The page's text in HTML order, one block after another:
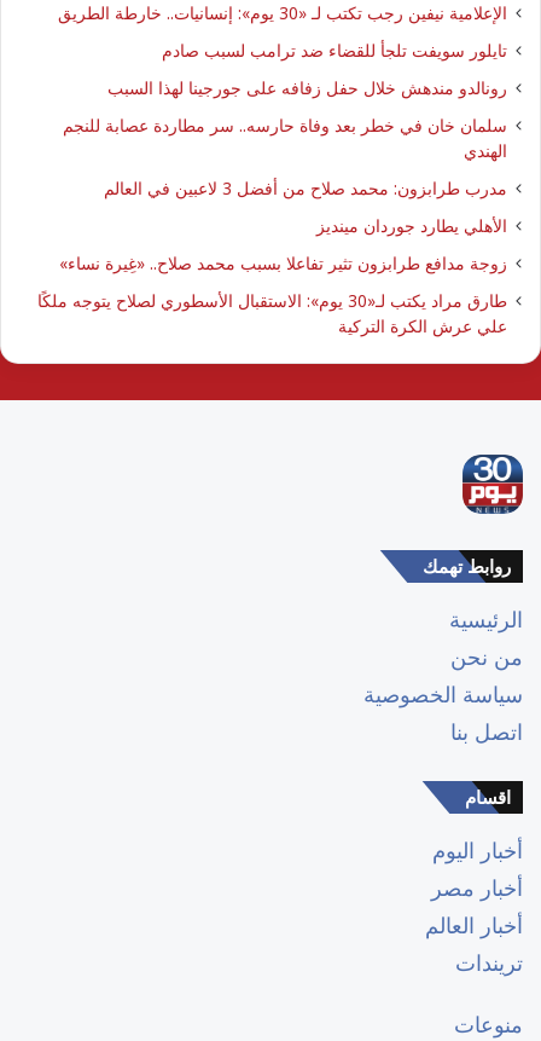
الإعلامية نيفين رجب تكتب لـ «30 يوم»: إنسانيات.. خارطة الطريق
تايلور سويفت تلجأ للقضاء ضد ترامب لسبب صادم
رونالدو مندهش خلال حفل زفافه على جورجينا لهذا السبب
سلمان خان في خطر بعد وفاة حارسه.. سر مطاردة عصابة للنجم
الهندي
مدرب طرابزون: محمد صلاح من أفضل 3 لاعبين في العالم
الأهلي يطارد جوردان مينديز
زوجة مدافع طرابزون تثير تفاعلا بسبب محمد صلاح.. «غِيرة نساء»
طارق مراد يكتب لـ«30 يوم»: الاستقبال الأسطوري لصلاح يتوجه ملكًا
علي عرش الكرة التركية
روابط تهمك
الرئيسية
من نحن
سياسة الخصوصية
اتصل بنا
اقسام
أخبار اليوم
أخبار مصر
أخبار العالم
تريندات
منوعات